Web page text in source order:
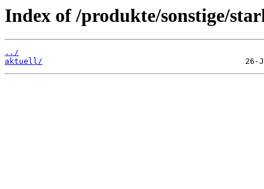
Index of /produkte/sonstige/
../
aktuell/